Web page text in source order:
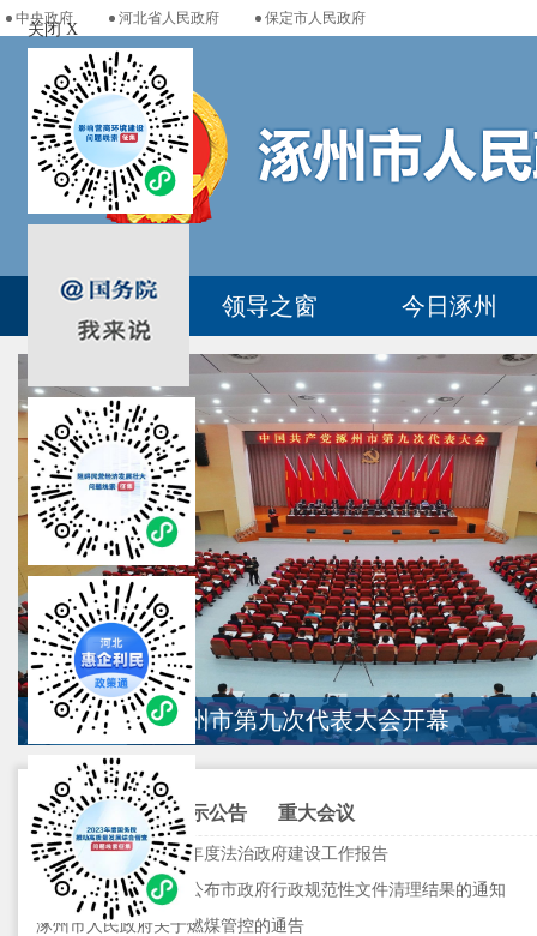
中央政府 河北省人民政府 保定市人民政府
首页 领导之窗 今日涿州
中国共产党涿州市第九次代表大会开幕
政府文件 公示公告 重大会议
涿州市人民政府2025年度法治政府建设工作报告
涿州市人民政府关于公布市政府行政规范性文件清理结果的通知
涿州市人民政府关于燃煤管控的通告
关闭 X